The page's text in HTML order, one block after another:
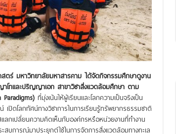
ตร์ มหาวิทยาลัยมหาสารคาม ได้จัดกิจกรรมศึกษาดูงาน
ทและปริญญาเอก สาขาวิชาสิ่งแวดล้อมศึกษา ตาม
ที่มุ่งเน้นให้ผู้เรียนและโลกความเป็นจริงเป็น
ปิดโลกทัศน์ทางวิชาการในการเรียนรู้ทรัพยากรธรรมชาติ
ลกเปลี่ยนความคิดเห็นกับองค์กรหรือหน่วยงานที่ทำงาน
สบการณ์มาประยุกต์ใช้ในการจัดการสิ่งแวดล้อมทางทะเล